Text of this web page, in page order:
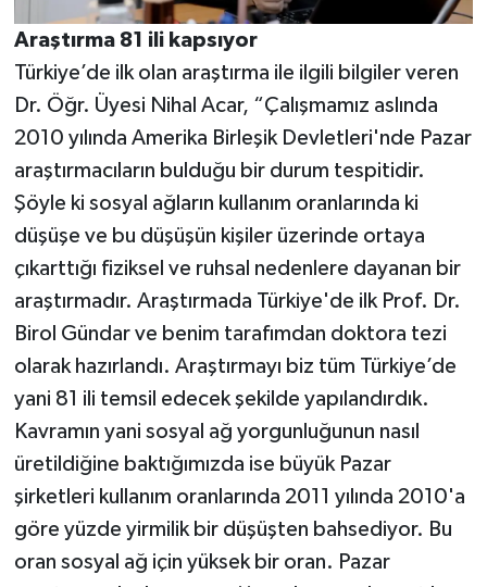
Araştırma 81 ili kapsıyor
Türkiye’de ilk olan araştırma ile ilgili bilgiler veren
Dr. Öğr. Üyesi Nihal Acar, “Çalışmamız aslında
2010 yılında Amerika Birleşik Devletleri'nde Pazar
araştırmacıların bulduğu bir durum tespitidir.
Şöyle ki sosyal ağların kullanım oranlarında ki
düşüşe ve bu düşüşün kişiler üzerinde ortaya
çıkarttığı fiziksel ve ruhsal nedenlere dayanan bir
araştırmadır. Araştırmada Türkiye'de ilk Prof. Dr.
Birol Gündar ve benim tarafımdan doktora tezi
olarak hazırlandı. Araştırmayı biz tüm Türkiye’de
yani 81 ili temsil edecek şekilde yapılandırdık.
Kavramın yani sosyal ağ yorgunluğunun nasıl
üretildiğine baktığımızda ise büyük Pazar
şirketleri kullanım oranlarında 2011 yılında 2010'a
göre yüzde yirmilik bir düşüşten bahsediyor. Bu
oran sosyal ağ için yüksek bir oran. Pazar